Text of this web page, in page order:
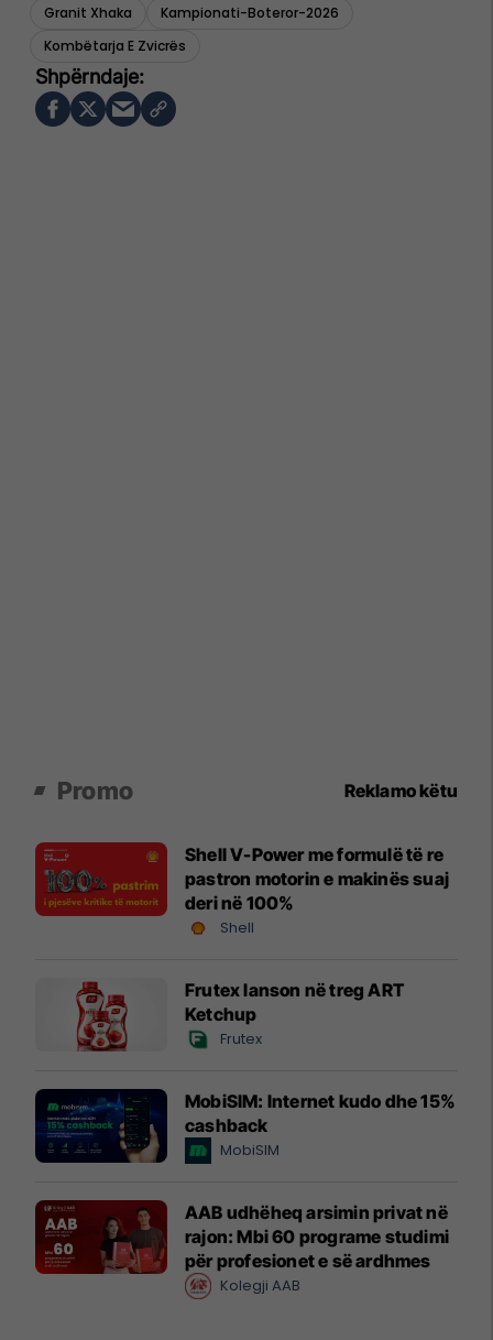
Granit Xhaka
Kampionati-Boteror-2026
Kombëtarja E Zvicrës
Promo Reklamo këtu
Shell V-Power me formulë të re
pastron motorin e makinës suaj
deri në 100%
Shell
Frutex lanson në treg ART
Ketchup
Frutex
MobiSIM: Internet kudo dhe 15%
cashback
MobiSIM
AAB udhëheq arsimin privat në
rajon: Mbi 60 programe studimi
për profesionet e së ardhmes
Kolegji AAB